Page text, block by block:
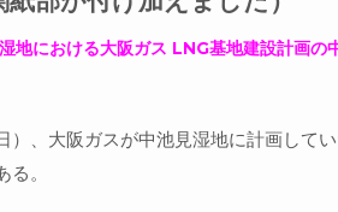
地における大阪ガス LNG基地建設計画の
）、大阪ガスが中池見湿地に計画して
。